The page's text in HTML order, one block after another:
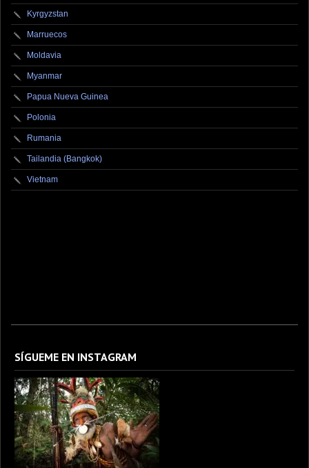
Kyrgyzstan
Marruecos
Moldavia
Myanmar
Papua Nueva Guinea
Polonia
Rumania
Tailandia (Bangkok)
Vietnam
SÍGUEME EN INSTAGRAM